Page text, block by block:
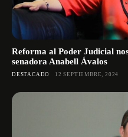
Reforma al Poder Judicial
senadora Anabell Ávalos
DESTACADO 12 SEPTIEMBRE, 2024